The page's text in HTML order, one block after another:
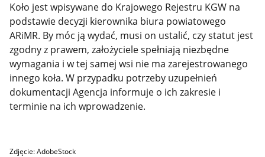
Koło jest wpisywane do Krajowego Rejestru KGW na
podstawie decyzji kierownika biura powiatowego
ARiMR. By móc ją wydać, musi on ustalić, czy statut jest
zgodny z prawem, założyciele spełniają niezbędne
wymagania i w tej samej wsi nie ma zarejestrowanego
innego koła. W przypadku potrzeby uzupełnień
dokumentacji Agencja informuje o ich zakresie i
terminie na ich wprowadzenie.
Zdjęcie: AdobeStock